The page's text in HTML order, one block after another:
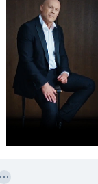
M
к
л
а
т